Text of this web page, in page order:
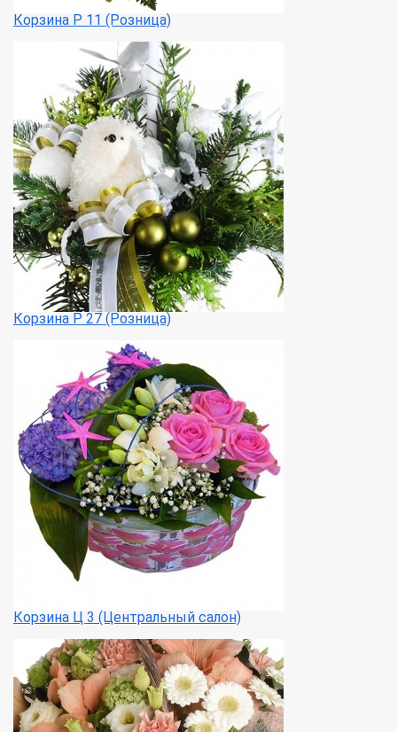
Корзина Р 11 (Розница)
Корзина Р 27 (Розница)
Корзина Ц 3 (Центральный салон)